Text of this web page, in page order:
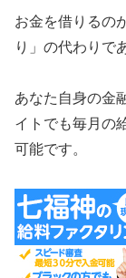
お金を借りるの
り」の代わりで
あなた自身の金
イトでも毎月の
可能です。